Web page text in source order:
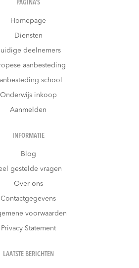
PAGINA’S
Homepage
Diensten
deelnemers
aanbesteding
school
Onderwijs inkoop
Aanmelden
INFORMATIE
Blog
gestelde vragen
Over ons
Contactgegevens
voorwaarden
Privacy Statement
LAATSTE BERICHTEN